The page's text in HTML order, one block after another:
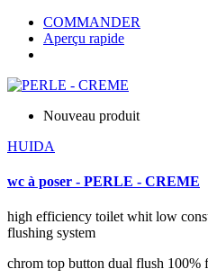
COMMANDER
Aperçu rapide
Nouveau produit
HUIDA
wc à poser - PERLE - CREME
high efficiency toilet whit low
flushing system
chrom top button dual flush 100%